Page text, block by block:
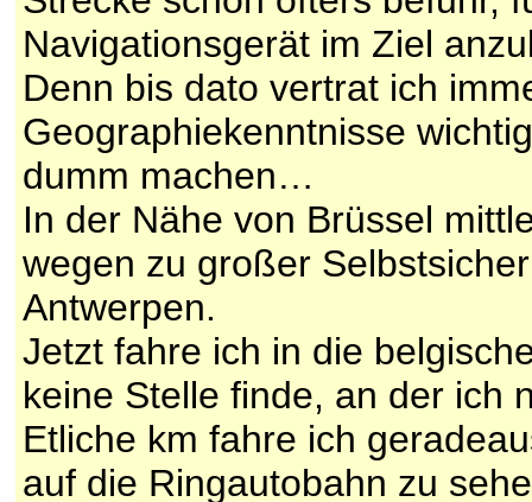
Navigationsgerät im Ziel
Denn bis dato vertrat ich
Geographiekenntnisse
dumm machen…
In der Nähe von Brüssel
wegen zu großer
Antwerpen.
Jetzt fahre ich in die
keine Stelle finde, an der
Etliche km fahre ich
auf die Ringautobahn zu